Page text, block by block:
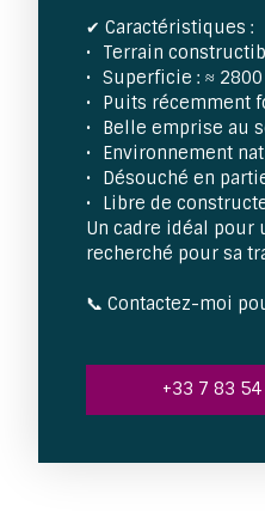
✔ Caractéristiques :
Terrain
Superficie : ≈ 2800
Puits récemment
Belle emprise au
Environnement
Désouché en
Libre de
Un cadre idéal pour
recherché pour sa
📞 Contactez-moi
+33 7 83